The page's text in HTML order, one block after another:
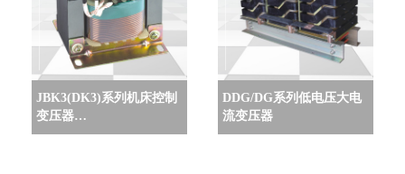
JBK3(DK3)系列机床控制
变压器…
DDG/DG系列低电压大电
流变压器